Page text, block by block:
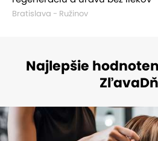
Bratislava - Ružinov
Najlepšie